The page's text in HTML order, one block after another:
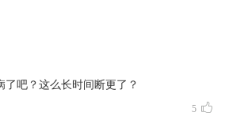
了吧？这么长时间断更了？
5